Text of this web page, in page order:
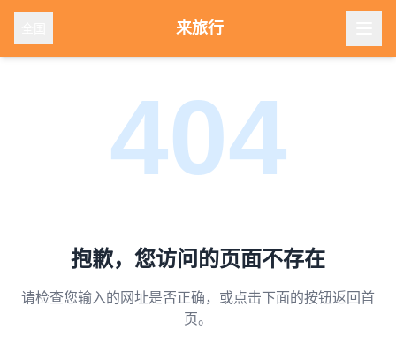
来旅行
404
抱歉，您访问的页面不存在
请检查您输入的网址是否正确，或点击下面的按钮返回首
页。